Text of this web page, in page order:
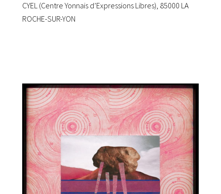
CYEL (Centre Yonnais d’Expressions Libres), 85000 LA
ROCHE-SUR-YON